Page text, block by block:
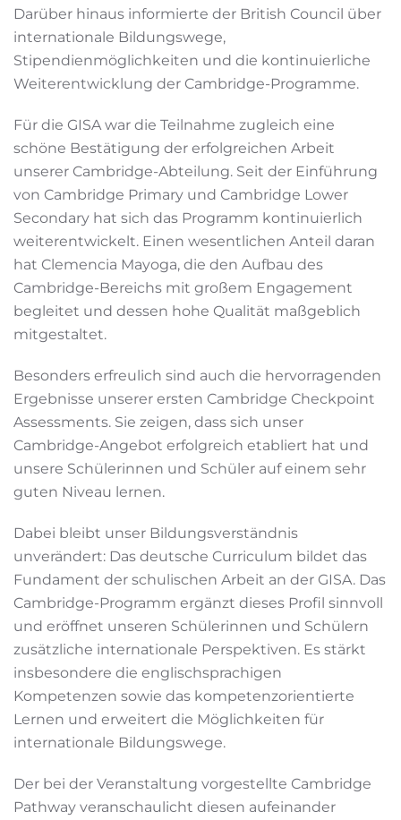
Darüber hinaus informierte der British Council über
internationale Bildungswege,
Stipendienmöglichkeiten und die kontinuierliche
Weiterentwicklung der Cambridge-Programme.
Für die GISA war die Teilnahme zugleich eine
schöne Bestätigung der erfolgreichen Arbeit
unserer Cambridge-Abteilung. Seit der Einführung
von Cambridge Primary und Cambridge Lower
Secondary hat sich das Programm kontinuierlich
weiterentwickelt. Einen wesentlichen Anteil daran
hat Clemencia Mayoga, die den Aufbau des
Cambridge-Bereichs mit großem Engagement
begleitet und dessen hohe Qualität maßgeblich
mitgestaltet.
Besonders erfreulich sind auch die hervorragenden
Ergebnisse unserer ersten Cambridge Checkpoint
Assessments. Sie zeigen, dass sich unser
Cambridge-Angebot erfolgreich etabliert hat und
unsere Schülerinnen und Schüler auf einem sehr
guten Niveau lernen.
Dabei bleibt unser Bildungsverständnis
unverändert: Das deutsche Curriculum bildet das
Fundament der schulischen Arbeit an der GISA. Das
Cambridge-Programm ergänzt dieses Profil sinnvoll
und eröffnet unseren Schülerinnen und Schülern
zusätzliche internationale Perspektiven. Es stärkt
insbesondere die englischsprachigen
Kompetenzen sowie das kompetenzorientierte
Lernen und erweitert die Möglichkeiten für
internationale Bildungswege.
Der bei der Veranstaltung vorgestellte Cambridge
Pathway veranschaulicht diesen aufeinander